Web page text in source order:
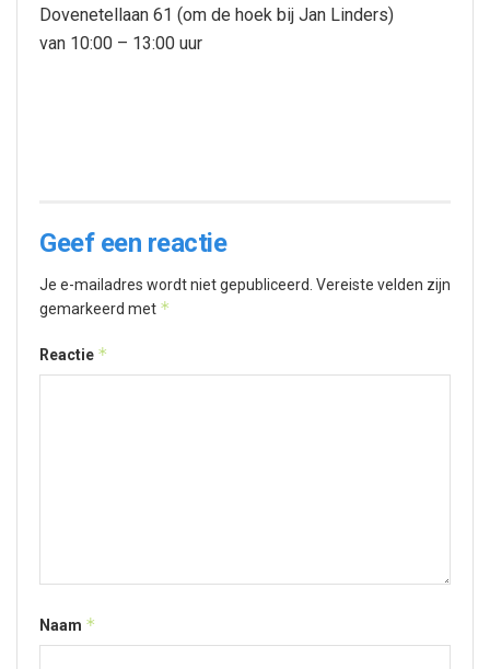
Dovenetellaan 61 (om de hoek bij Jan Linders)
van 10:00 – 13:00 uur
Geef een reactie
Je e-mailadres wordt niet gepubliceerd. Vereiste velden zijn
gemarkeerd met *
Reactie *
Naam *